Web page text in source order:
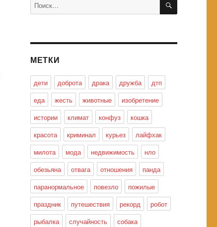
МЕТКИ
дети доброта драка дружба
дтп
еда
жесть животные
изобретение
истории
климат конфуз
кошка
красота
криминал курьез
лайфхак
милота
мода недвижимость
нло
обезьяна
отвага отношения
панда
паранормальное
повезло
пожилые
праздник
путешествия рекорд
робот
рыбалка
случайность
собака